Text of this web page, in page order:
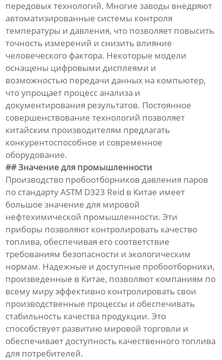
передовых технологий. Многие заводы внедряют
автоматизированные системы контроля
температуры и давления, что позволяет повысить
точность измерений и снизить влияние
человеческого фактора. Некоторые модели
оснащены цифровыми дисплеями и
возможностью передачи данных на компьютер,
что упрощает процесс анализа и
документирования результатов. Постоянное
совершенствование технологий позволяет
китайским производителям предлагать
конкурентоспособное и современное
оборудование.
## Значение для промышленности
Производство пробоотборников давления паров
по стандарту ASTM D323 Reid в Китае имеет
большое значение для мировой
нефтехимической промышленности. Эти
приборы позволяют контролировать качество
топлива, обеспечивая его соответствие
требованиям безопасности и экологическим
нормам. Надежные и доступные пробоотборники,
произведенные в Китае, позволяют компаниям по
всему миру эффективно контролировать свои
производственные процессы и обеспечивать
стабильность качества продукции. Это
способствует развитию мировой торговли и
обеспечивает доступность качественного топлива
для потребителей.